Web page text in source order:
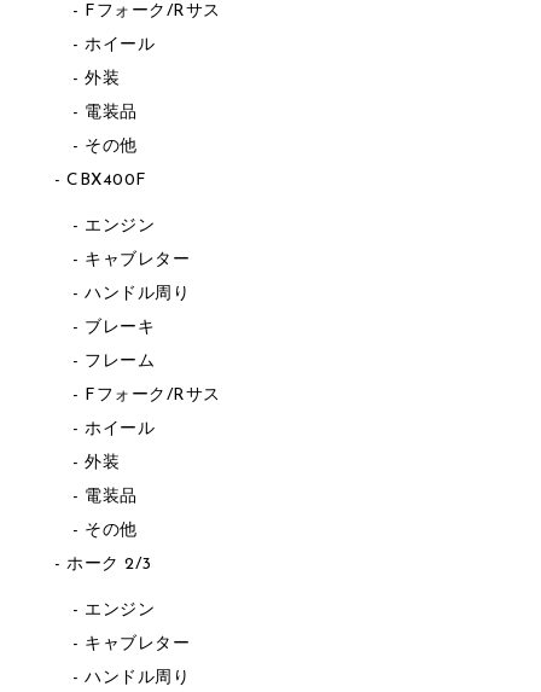
Fフォーク/Rサス
ホイール
外装
電装品
その他
CBX400F
エンジン
キャブレター
ハンドル周り
ブレーキ
フレーム
Fフォーク/Rサス
ホイール
外装
電装品
その他
ホーク 2/3
エンジン
キャブレター
ハンドル周り